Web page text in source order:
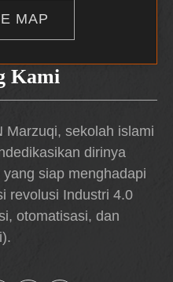
Kami
Marzuqi, sekolah islami
dirinya
siap menghadapi
revolusi Industri 4.0
otomatisasi, dan
MAP